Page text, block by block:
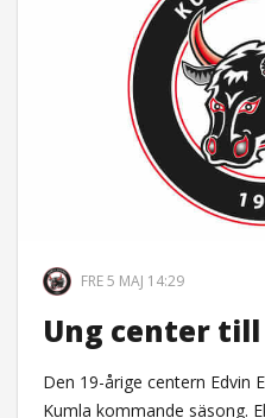
FRE 5 MAJ 14:29
Ung center till
Den 19-årige centern Edvin
Kumla kommande säsong.